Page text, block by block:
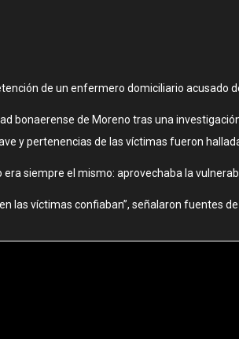
de un enfermero domiciliario acusado
bonaerense de Moreno tras una
y pertenencias de las víctimas fueron
siempre el mismo: aprovechaba la
las víctimas confiaban”, señalaron fuentes de